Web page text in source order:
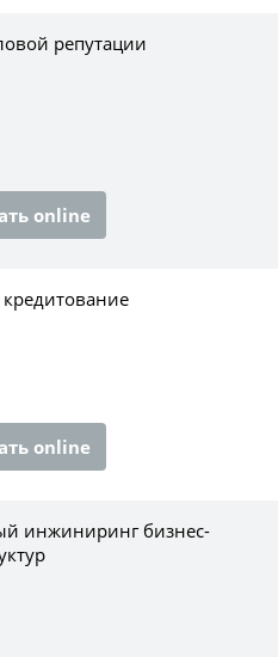
репутации
online
online
инжиниринг бизнес-